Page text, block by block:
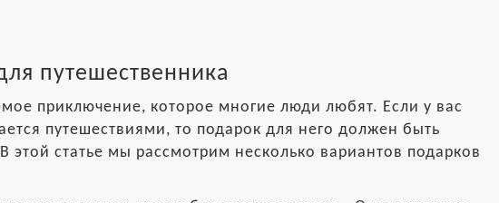
путешественника
приключение, которое многие люди любят. Если у вас
путешествиями, то подарок для него должен быть
этой статье мы рассмотрим несколько вариантов подарков